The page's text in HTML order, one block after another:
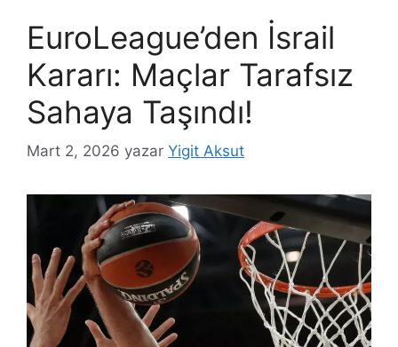
EuroLeague’den İsrail
Kararı: Maçlar Tarafsız
Sahaya Taşındı!
Mart 2, 2026 yazar Yigit Aksut